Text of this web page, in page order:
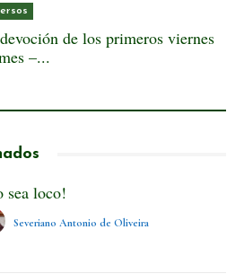
de los primeros viernes
–...
sea loco!
Severiano Antonio de Oliveira